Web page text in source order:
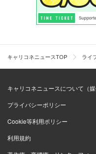
キャリコネニュースTOP ライ
キャリコネニュースについて（媒
プライバシーポリシー
Cookie等利用ポリシー
利用規約